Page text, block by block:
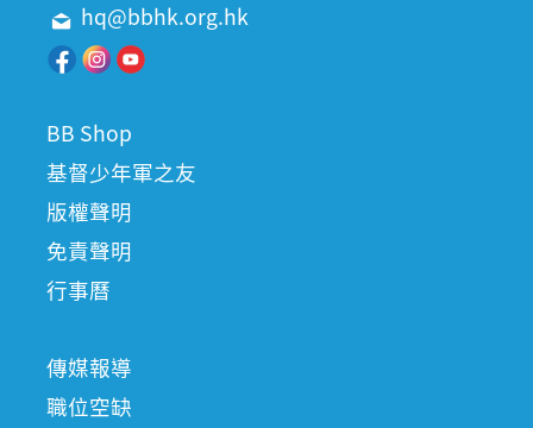
hq@bbhk.org.hk
BB Shop
基督少年軍之友
版權聲明
免責聲明
行事曆
傳媒報導
職位空缺